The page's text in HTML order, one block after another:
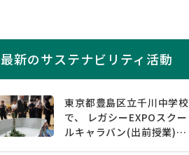
最新のサステナビリティ活動
東京都豊島区立千川中学校
で、 レガシーEXPOスクー
ルキャラバン(出前授業)を